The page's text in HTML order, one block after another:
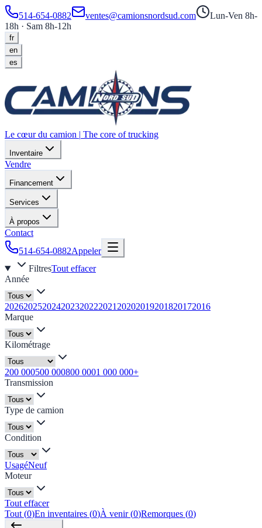
514-654-0882 ventes@camionsnordsud.com
Lun-Ven 8h-
18h · Sam 8h-12h
fr
en
es
Le cœur du camion | The core of trucking
Inventaire
Vendre
Financement
Services
À propos
Contact
514-654-0882Appeler
FiltresTout effacer
Année
202620252024202320222021 20202019201820172016
Marque
Kilométrage
200 000500 000800 0001 000 000+
Transmission
Type de camion
Condition
UsagéNeuf
Moteur
Tout effacer
Tout (0)En inventaires (0)À venir (0)Remorques (0)